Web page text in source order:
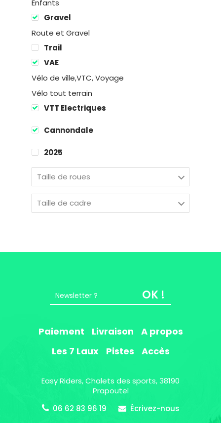
Enfants
Gravel
Route et Gravel
Trail
VAE
Vélo de ville,VTC, Voyage
Vélo tout terrain
VTT Electriques
Cannondale
2025
Taille de roues
Taille de cadre
OK !
Paiement Livraison
A propos
Les 7 Laux
Pistes Accès
Easy Riders, Chalets des sports, 38190
Prapoutel
06 62 83 96 19
Écrivez-nous
Chalets des sports
38190 Prapoutel